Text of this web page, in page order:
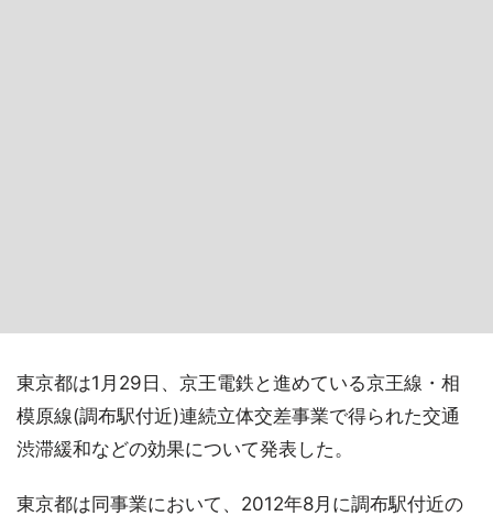
東京都は1月29日、京王電鉄と進めている京王線・相
模原線(調布駅付近)連続立体交差事業で得られた交通
渋滞緩和などの効果について発表した。
東京都は同事業において、2012年8月に調布駅付近の